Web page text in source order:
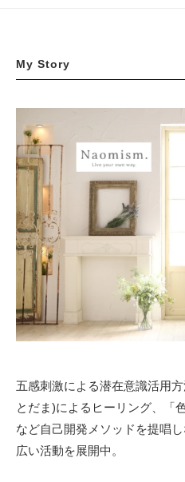
My Story
五感刺激による潜在意識活用
とだま)によるヒーリング、「
など自己開発メソッドを提唱
広い活動を展開中。